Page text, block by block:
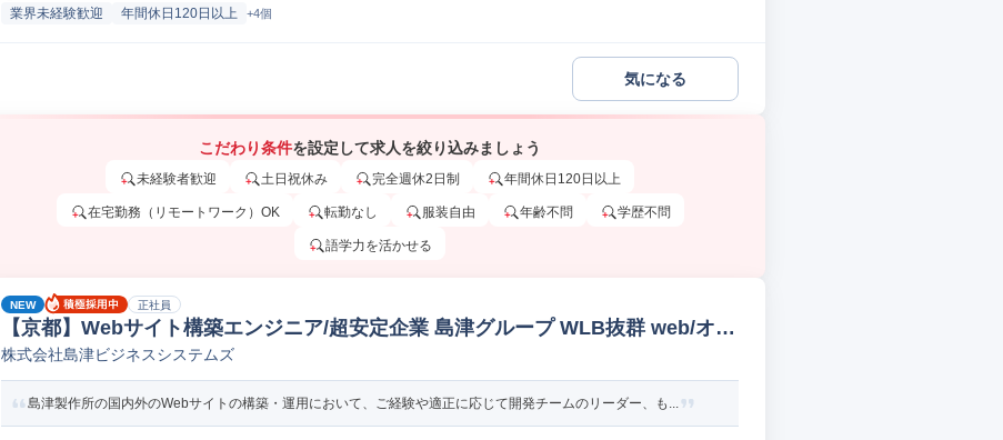
業界未経験歓迎 年間休日120日以上 +4個
気になる
こだわり条件を設定して求人を絞り込みましょう
未経験者歓迎 土日祝休み 完全週休2日制 年間休日120日以上
在宅勤務（リモートワーク）OK 転勤なし 服装自由 年齢不問 学歴不問
語学力を活かせる
NEW 正社員
【京都】Webサイト構築エンジニア/超安定企業 島津グループ WLB抜群 web/オー
プンSE
株式会社島津ビジネスシステムズ
島津製作所の国内外のWebサイトの構築・運用において、ご経験や適正に応じて開発チームのリーダー、も...